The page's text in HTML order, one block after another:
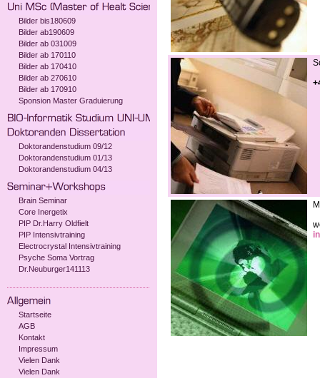
Bilder bis180609
Bilder ab190609
Bilder ab 031009
Bilder ab 170110
Bilder ab 170410
Bilder ab 270610
Bilder ab 170910
Sponsion Master Graduierung
Doktorandenstudium 09/12
Doktorandenstudium 01/13
Doktorandenstudium 04/13
Brain Seminar
Core Inergetix
PIP Dr.Harry Oldfielt
PIP Intensivtraining
Electrocrystal Intensivtraining
Psyche Soma Vortrag
Dr.Neuburger141113
Startseite
AGB
Kontakt
Impressum
Vielen Dank
Vielen Dank